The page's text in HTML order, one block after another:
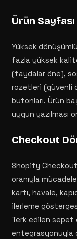
Ürün
Yüksek
fazla yüksek
(faydalar öne),
rozetleri (güvenli
butonları. Ürün
uygun yazılması
Checkout
Shopify
oranıyla
kartı, havale,
ilerleme
Terk edilen sepet
entegrasyonuyla